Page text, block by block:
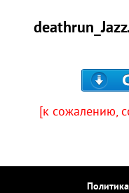
[к сожалению,